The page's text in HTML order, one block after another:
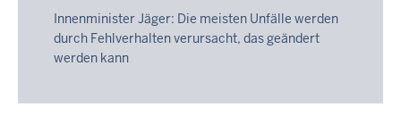
14:06
Innenminister Jäger: Die meisten Unfälle werden
durch Fehlverhalten verursacht, das geändert
werden kann